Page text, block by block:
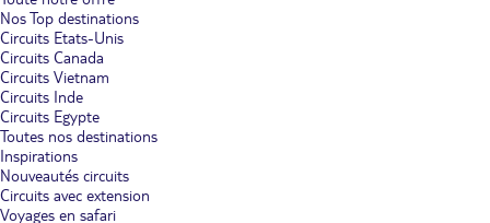
Nos Top destinations
Circuits Etats-Unis
Circuits Canada
Circuits Vietnam
Circuits Inde
Circuits Egypte
Toutes nos destinations
Inspirations
Nouveautés circuits
Circuits avec extension
Voyages en safari